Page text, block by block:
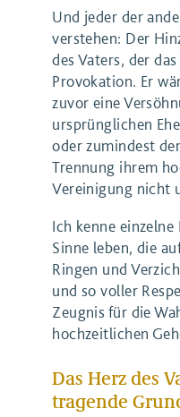
Und jeder der
verstehen: Der
des Vaters, der
Provokation. Er
zuvor eine
ursprünglichen
oder zumindest
Trennung ihrem
Vereinigung nicht
Ich kenne
Sinne leben, die
Ringen und
und so voller
Zeugnis für die
hochzeitlichen
Das Herz des
tragende